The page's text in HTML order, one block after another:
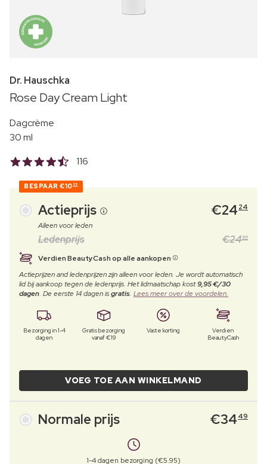
Dr. Hauschka
Rose Day Cream Light
Dagcrème
30 ml
116
BESPAAR €10 25
Actieprijs €24 24
Alleen voor leden
Ledenprijs €2499
Verdien BeautyCash op alle aankopen
Actieprijzen and ledenprijzen zijn alleen voor leden. Je wordt automatisch
lid bij aankoop tegen de ledenprijs. Het lidmaatschap kost9,95 €/30
dagen. De eerste 14 dagen isgratis. Lees meer over de voordelen.
Bezorging in 1-4
dagen
Gratis bezorging
vanaf €19
Vaste korting
Verdien
BeautyCash
VOEG TOE AAN WINKELMAND
Normale prijs €34 49
1-4 dagen bezorging (€5.95)